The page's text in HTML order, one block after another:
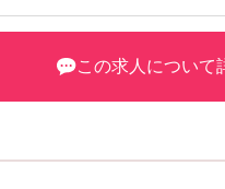
！
け支援マニュアル』があり
この求人について